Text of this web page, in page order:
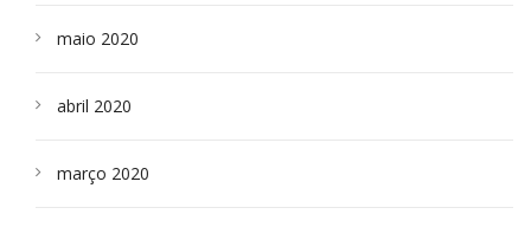
maio 2020
abril 2020
março 2020